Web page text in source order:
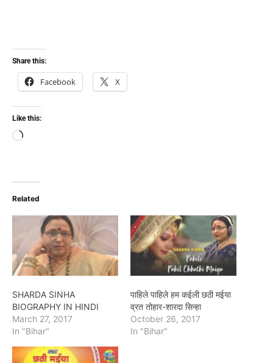
Share this:
Facebook X
Like this:
Loading…
Related
SHARDA SINHA
BIOGRAPHY IN HINDI
March 27, 2017
In "Bihar"
पाहिले पाहिले हम कईली छठी मईया
व्रत तोहार-शारदा सिन्हा
October 26, 2017
In "Bihar"